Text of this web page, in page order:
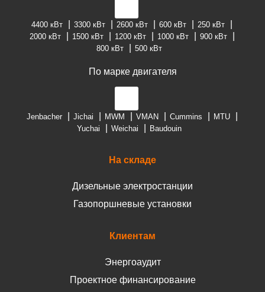
4400 кВт 3300 кВт 2600 кВт 600 кВт
250 кВт
2000 кВт
1500 кВт 1200 кВт 1000 кВт
900 кВт
800 кВт
500 кВт
По марке двигателя
Jenbacher Jichai MWM VMAN Cummins
MTU
Yuchai
Weichai Baudouin
На складе
Дизельные электростанции
Газопоршневые установки
Клиентам
Энергоаудит
Проектное финансирование